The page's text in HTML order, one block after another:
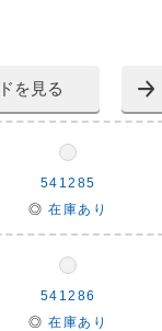
を見る
541285
◎ 在庫あり
541286
◎ 在庫あり